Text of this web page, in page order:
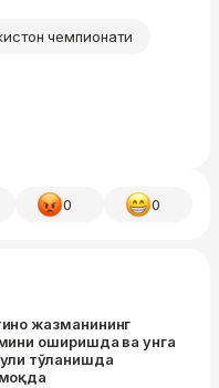
чемпионати
0 0
жазманининг
оширишда ва унга
тўланишда